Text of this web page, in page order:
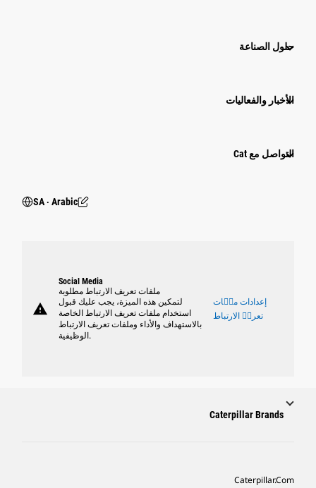
حلول الصناعة
الأخبار والفعاليات
التواصل مع Cat
SA ‧ Arabic
warning
Social Media
ملفات تعريف الارتباط مطلوبة
لتمكين هذه الميزة، يجب عليك قبول
استخدام ملفات تعريف الارتباط الخاصة
بالاستهداف والأداء وملفات تعريف الارتباط
الوظيفية.
إعدادات ملٝات
تعريٝ الارتباط
Caterpillar Brands
Caterpillar.com